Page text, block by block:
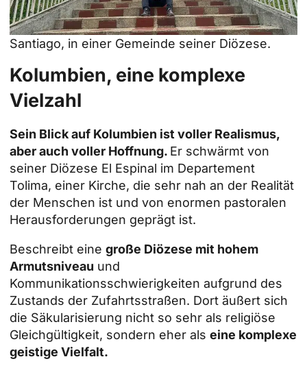
Santiago, in einer Gemeinde seiner Diözese.
Kolumbien, eine komplexe
Vielzahl
Sein Blick auf Kolumbien ist voller Realismus,
aber auch voller Hoffnung. Er schwärmt von
seiner Diözese El Espinal im Departement
Tolima, einer Kirche, die sehr nah an der Realität
der Menschen ist und von enormen pastoralen
Herausforderungen geprägt ist.
Beschreibt eine große Diözese mit hohem
Armutsniveau und
Kommunikationsschwierigkeiten aufgrund des
Zustands der Zufahrtsstraßen. Dort äußert sich
die Säkularisierung nicht so sehr als religiöse
Gleichgültigkeit, sondern eher als eine komplexe
geistige Vielfalt.